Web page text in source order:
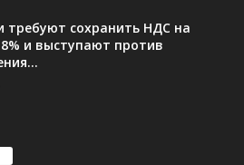
требуют сохранить НДС на
и выступают против